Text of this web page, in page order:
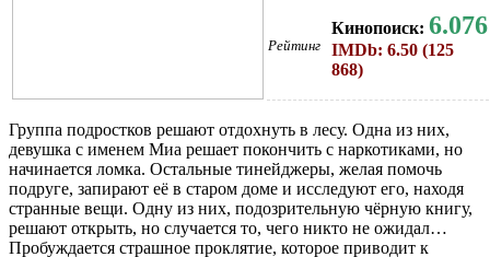
Рейтинг
Кинопоиск: 6.076
IMDb: 6.50 (125
868)
Группа подростков решают отдохнуть в лесу. Одна из них,
девушка с именем Миа решает покончить с наркотиками, но
начинается ломка. Остальные тинейджеры, желая помочь
подруге, запирают её в старом доме и исследуют его, находя
странные вещи. Одну из них, подозрительную чёрную книгу,
решают открыть, но случается то, чего никто не ожидал…
Пробуждается страшное проклятие, которое приводит к